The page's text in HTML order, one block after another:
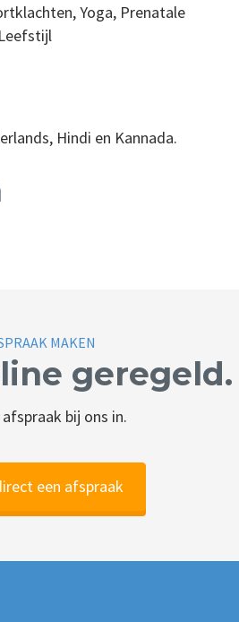
Yoga, Prenatale
Hindi en Kannada.
MAKEN
geregeld.
bij ons in.
een afspraak